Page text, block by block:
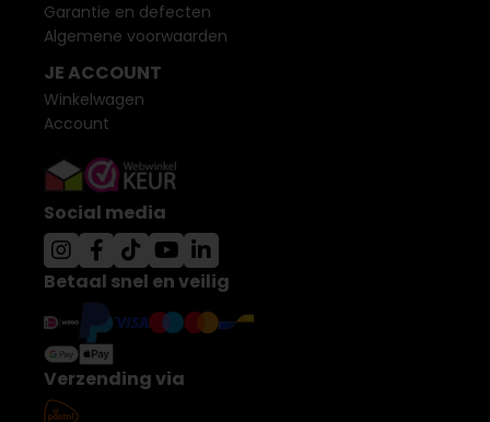
Garantie en defecten
Algemene voorwaarden
JE ACCOUNT
Winkelwagen
Account
Social media
Betaal snel en veilig
Verzending via